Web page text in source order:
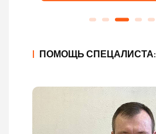
| ПОМОЩЬ СПЕЦАЛИСТА: